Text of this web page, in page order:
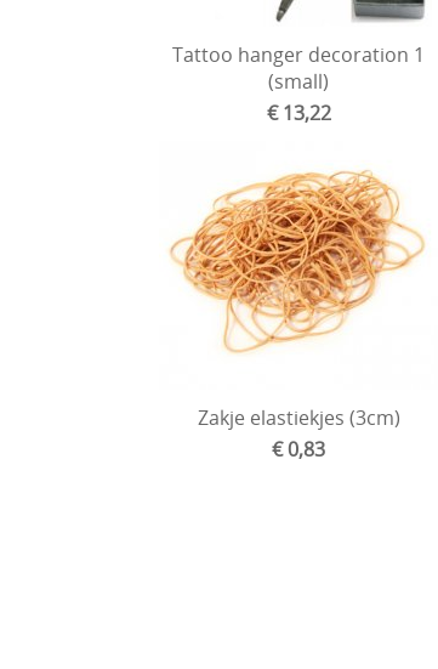
Tattoo hanger decoration 1
(small)
€ 13,22
Zakje elastiekjes (3cm)
€ 0,83